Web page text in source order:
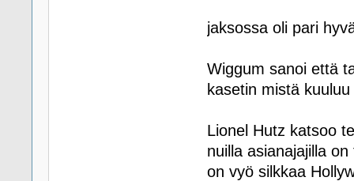
jaksossa oli pari
Wiggum sanoi että
kasetin mistä
Lionel Hutz katsoo
nuilla asianajajilla
on vyö silkkaa